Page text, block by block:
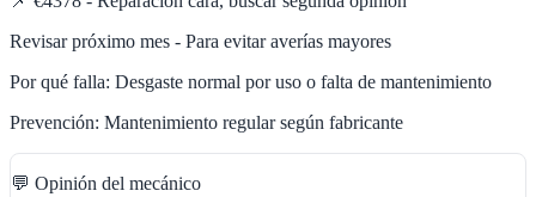
Revisar próximo mes - Para evitar averías mayores
Por qué falla: Desgaste normal por uso o falta de mantenimiento
Prevención: Mantenimiento regular según fabricante
💬 Opinión del mecánico